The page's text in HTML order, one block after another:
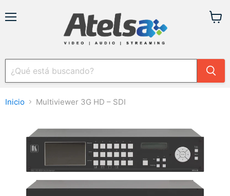
Inicio Multiviewer 3G HD – SDI